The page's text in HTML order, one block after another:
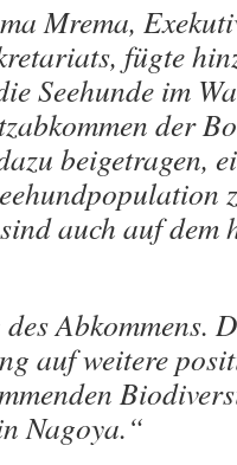
Mrema,
fügte
Seehunde im
der
beigetragen,
auch auf dem
Abkommens.
auf weitere
Nagoya.“